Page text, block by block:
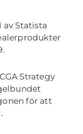
Statista
Strategy
för att